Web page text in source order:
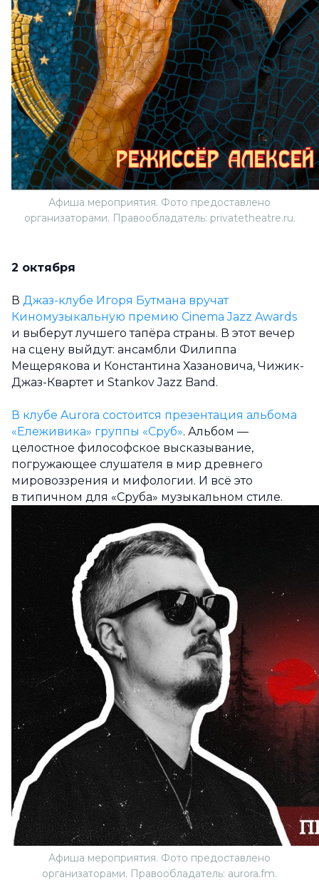
Афиша мероприятия. Фото предоставлено
организаторами. Правообладатель: privatetheatre.ru.
2 октября
В Джаз-клубе Игоря Бутмана вручат
Киномузыкальную премию Cinema Jazz Awards
и выберут лучшего тапёра страны. В этот вечер
на сцену выйдут: ансамбли Филиппа
Мещерякова и Константина Хазановича, Чижик-
Джаз-Квартет и Stankov Jazz Band.
В клубе Aurora состоится презентация альбома
«Ележивика» группы «Сруб». Альбом —
целостное философское высказывание,
погружающее слушателя в мир древнего
мировоззрения и мифологии. И всё это
в типичном для «Сруба» музыкальном стиле.
Афиша мероприятия. Фото предоставлено
организаторами. Правообладатель: aurora.fm.